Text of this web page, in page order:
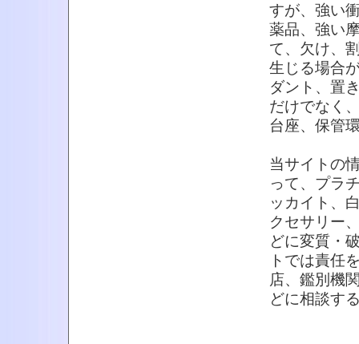
すが、強い
薬品、強い
て、欠け、
生じる場合
ダント、置
だけでなく
台座、保管
当サイトの
って、プラ
ッカイト、
クセサリー
どに変質・
トでは責任
店、鑑別機
どに相談す